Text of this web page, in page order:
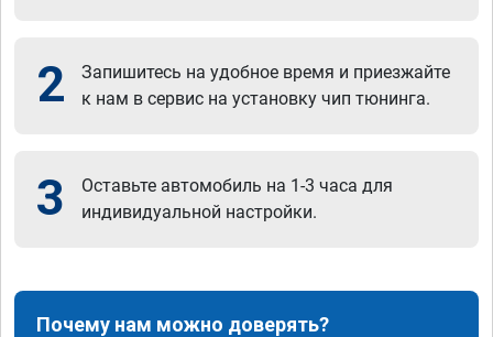
2
Запишитесь на удобное время и приезжайте
к нам в сервис на установку чип тюнинга.
3
Оставьте автомобиль на 1-3 часа для
индивидуальной настройки.
Почему нам можно доверять?